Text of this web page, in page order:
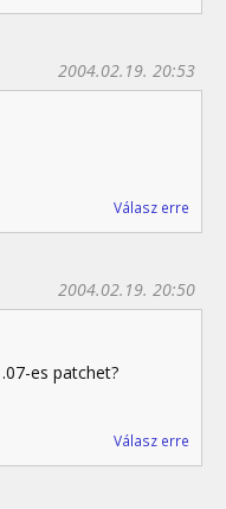
2004.02.19. 20:53
Válasz erre
2004.02.19. 20:50
es patchet?
Válasz erre